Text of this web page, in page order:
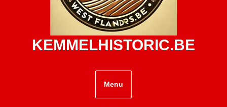
KEMMELHISTORIC.BE
Menu